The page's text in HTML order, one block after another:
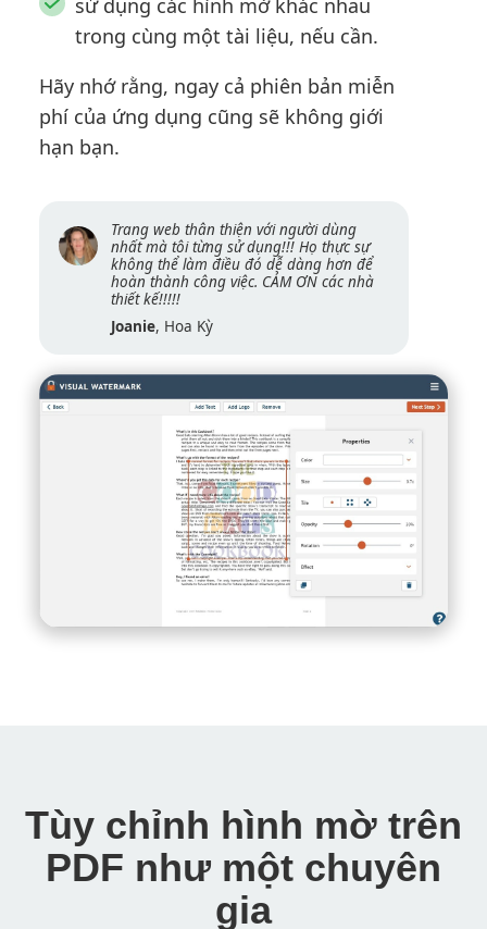
trong cùng một tài liệu, nếu cần.
Hãy nhớ rằng, ngay cả phiên bản miễn
phí của ứng dụng cũng sẽ không giới
hạn bạn.
Trang web thân thiện với người dùng
nhất mà tôi từng sử dụng!!! Họ thực sự
không thể làm điều đó dễ dàng hơn để
hoàn thành công việc. CẢM ƠN các nhà
thiết kế!!!!!
Joanie, Hoa Kỳ
Tùy chỉnh hình mờ trên
PDF như một chuyên
gia